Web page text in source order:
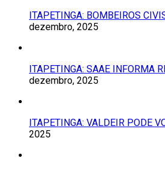
ITAPETINGA: BOMBEIROS
dezembro, 2025
ITAPETINGA: SAAE INFORMA
dezembro, 2025
ITAPETINGA: VALDEIR PODE
2025